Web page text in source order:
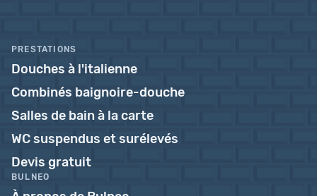
PRESTATIONS
Douches à l'italienne
Combinés baignoire-douche
Salles de bain à la carte
WC suspendus et surélevés
Devis gratuit
BULNEO